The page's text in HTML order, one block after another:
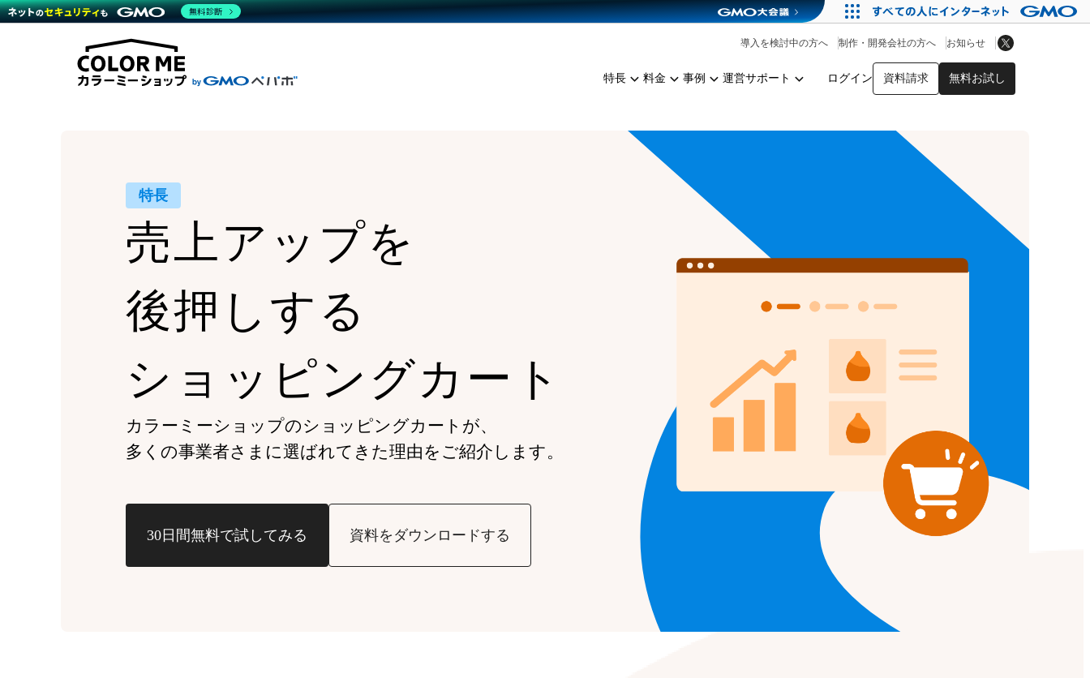
特長 料金 事例 運営サポート ログイン 資料請求 無料お試し
導入を検討中の方へ 制作・開発会社の方へ お知らせ
商材一覧を見る
機能一覧を見る
WordPress導入
モバイルアプリ
複数店舗との連携
雑貨販売 アプリストア
料金
プラン・料金一覧を見る
料金シミュレーション
事例
運営サポート
サポート一覧を見る
コミュニティイベントCarty
YouTubeチャンネル
特長
売上アップを
後押しする
ショッピングカート
カラーミーショップのショッピングカートが、
多くの事業者さまに選ばれてきた理由をご紹介します。
30日間無料で試してみる 資料をダウンロードする
無料診断